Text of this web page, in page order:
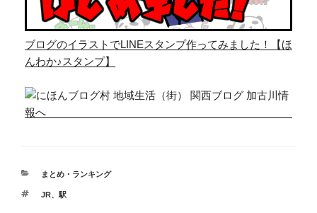
ブログのイラストでLINEスタンプ作ってみました！【ほ
んわか♪スタンプ】
カ
ゴ
まとめ・ランキング
タ
JR、 駅